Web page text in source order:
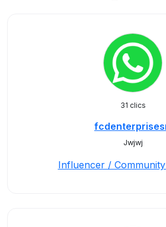
31 clics
Jwjwj
Influencer /